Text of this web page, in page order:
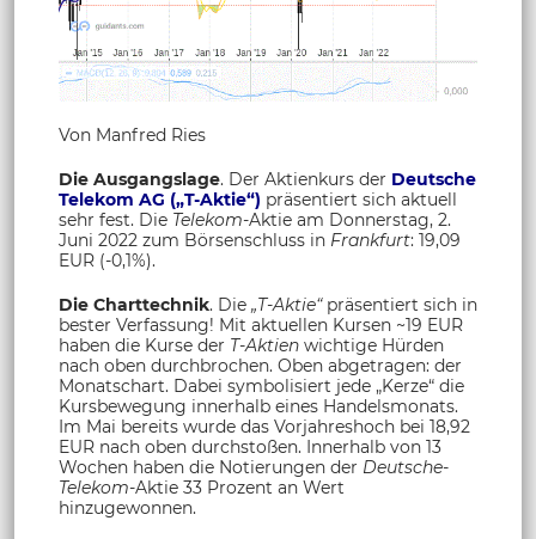
Von Manfred Ries
Die Ausgangslage. Der Aktienkurs der Deutsche
Telekom AG („T-Aktie“) präsentiert sich aktuell
sehr fest. Die Telekom-Aktie am Donnerstag, 2.
Juni 2022 zum Börsenschluss in Frankfurt: 19,09
EUR (-0,1%).
Die Charttechnik. Die „T-Aktie“präsentiert sich in
bester Verfassung! Mit aktuellen Kursen ~19 EUR
haben die Kurse der T-Aktien wichtige Hürden
nach oben durchbrochen. Oben abgetragen: der
Monatschart. Dabei symbolisiert jede „Kerze“ die
Kursbewegung innerhalb eines Handelsmonats.
Im Mai bereits wurde das Vorjahreshoch bei 18,92
EUR nach oben durchstoßen. Innerhalb von 13
Wochen haben die Notierungen der Deutsche-
Telekom-Aktie 33 Prozent an Wert
hinzugewonnen.